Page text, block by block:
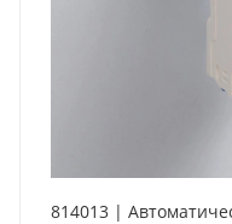
814013 |